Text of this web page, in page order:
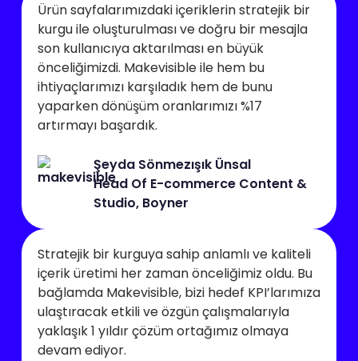
Ürün sayfalarımızdaki içeriklerin stratejik bir
kurgu ile oluşturulması ve doğru bir mesajla
son kullanıcıya aktarılması en büyük
önceliğimizdi. Makevisible ile hem bu
ihtiyaçlarımızı karşıladık hem de bunu
yaparken dönüşüm oranlarımızı %17
artırmayı başardık.
Şeyda Sönmezışık Ünsal
Head Of E-commerce Content &
Studio, Boyner
Stratejik bir kurguya sahip anlamlı ve kaliteli
içerik üretimi her zaman önceliğimiz oldu. Bu
bağlamda Makevisible, bizi hedef KPI’larımıza
ulaştıracak etkili ve özgün çalışmalarıyla
yaklaşık 1 yıldır çözüm ortağımız olmaya
devam ediyor.